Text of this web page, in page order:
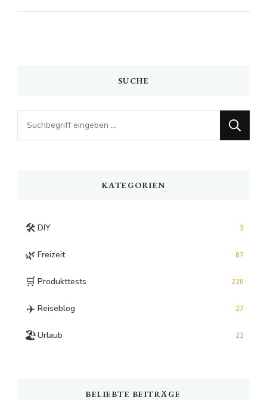
SUCHE
Looking
for
KATEGORIEN
🛠️ DIY 3
🌿 Freizeit 87
🛒 Produkttests 220
✈️ Reiseblog 27
🏖️Urlaub 22
BELIEBTE BEITRÄGE